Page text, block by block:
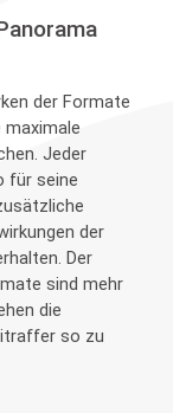
der Formate
Jeder
für seine
der
Der
sind mehr
die
so zu